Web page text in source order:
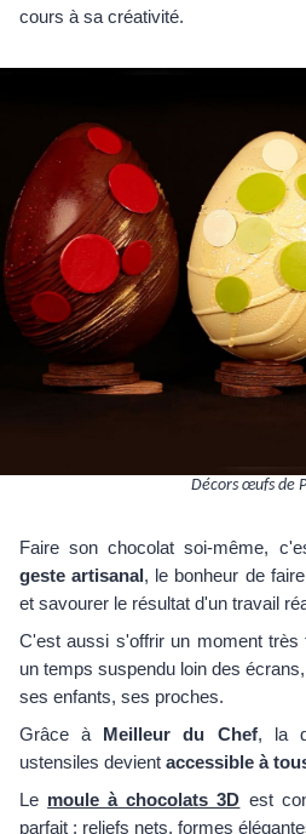
cours à sa créativité.
Décors œufs de
Faire son chocolat soi-même,
geste artisanal , le bonheur de
et savourer le résultat d'un travail
C'est aussi s'offrir un moment très
un temps suspendu loin des
ses enfants, ses proches.
Grâce à Meilleur du Chef, la
ustensiles devient accessible à
Le moule à chocolats 3D est
parfait : reliefs nets, formes